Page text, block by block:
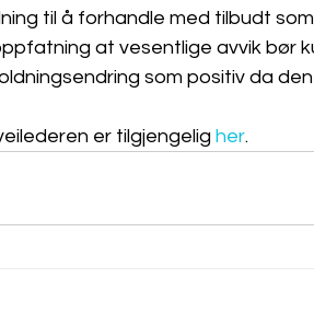
til å forhandle med tilbudt
at vesentlige avvik bør
som positiv da
er tilgjengelig her.